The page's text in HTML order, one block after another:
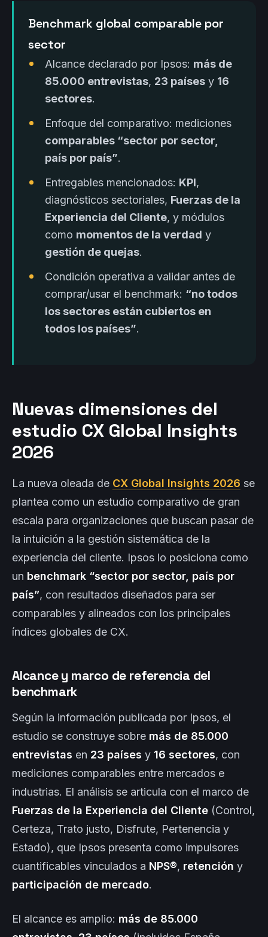
Benchmark global comparable por
sector
Alcance declarado por Ipsos: más de
85.000 entrevistas, 23 países y 16
sectores.
Enfoque del comparativo: mediciones
comparables “sector por sector,
país por país”.
Entregables mencionados: KPI,
diagnósticos sectoriales, Fuerzas de la
Experiencia del Cliente, y módulos
como momentos de la verdad y
gestión de quejas.
Condición operativa a validar antes de
comprar/usar el benchmark: “no todos
los sectores están cubiertos en
todos los países”.
Nuevas dimensiones del
estudio CX Global Insights
2026
La nueva oleada de CX Global Insights 2026 se
plantea como un estudio comparativo de gran
escala para organizaciones que buscan pasar de
la intuición a la gestión sistemática de la
experiencia del cliente. Ipsos lo posiciona como
un benchmark “sector por sector, país por
país”, con resultados diseñados para ser
comparables y alineados con los principales
índices globales de CX.
Alcance y marco de referencia del
benchmark
Según la información publicada por Ipsos, el
estudio se construye sobre más de 85.000
entrevistas en 23 países y 16 sectores, con
mediciones comparables entre mercados e
industrias. El análisis se articula con el marco de
Fuerzas de la Experiencia del Cliente (Control,
Certeza, Trato justo, Disfrute, Pertenencia y
Estado), que Ipsos presenta como impulsores
cuantificables vinculados a NPS®, retención y
participación de mercado.
El alcance es amplio: más de 85.000